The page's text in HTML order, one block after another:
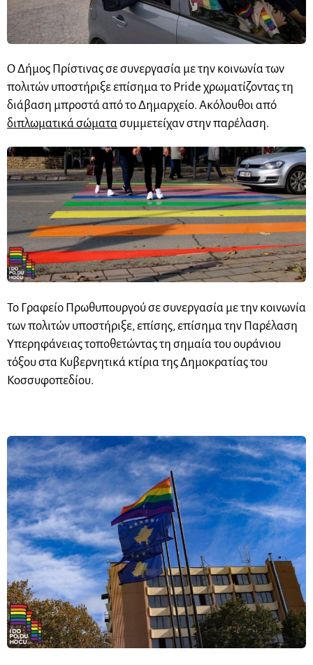
Ο Δήμος Πρίστινας σε συνεργασία με την κοινωνία των
πολιτών υποστήριξε επίσημα το Pride χρωματίζοντας τη
διάβαση μπροστά από το Δημαρχείο. Ακόλουθοι από
διπλωματικά σώματασυμμετείχαν στην παρέλαση.
Το Γραφείο Πρωθυπουργού σε συνεργασία με την κοινωνία
των πολιτών υποστήριξε, επίσης, επίσημα την Παρέλαση
Υπερηφάνειας τοποθετώντας τη σημαία του ουράνιου
τόξου στα Κυβερνητικά κτίρια της Δημοκρατίας του
Κοσσυφοπεδίου.